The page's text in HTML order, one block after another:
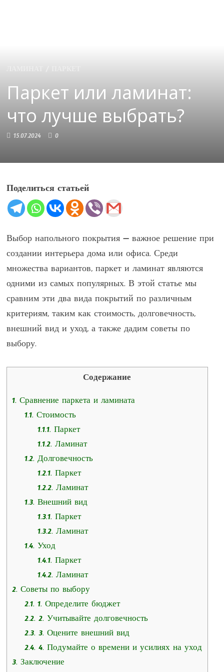
Паркет или ламинат:
что лучше выбрать?
15.07.2024 0
Поделиться статьей
Выбор напольного покрытия — важное решение при
создании интерьера дома или офиса. Среди
множества вариантов, паркет и ламинат являются
одними из самых популярных. В этой статье мы
сравним эти два вида покрытий по различным
критериям, таким как стоимость, долговечность,
внешний вид и уход, а также дадим советы по
выбору.
Содержание
1. Сравнение паркета и ламината
1.1. Стоимость
1.1.1. Паркет
1.1.2. Ламинат
1.2. Долговечность
1.2.1. Паркет
1.2.2. Ламинат
1.3. Внешний вид
1.3.1. Паркет
1.3.2. Ламинат
1.4. Уход
1.4.1. Паркет
1.4.2. Ламинат
2. Советы по выбору
2.1. 1. Определите бюджет
2.2. 2. Учитывайте долговечность
2.3. 3. Оцените внешний вид
2.4. 4. Подумайте о времени и усилиях на уход
3. Заключение